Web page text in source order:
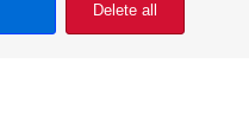
Delete all